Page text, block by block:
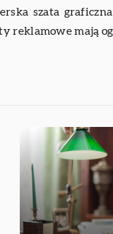
szata
reklamowe mają